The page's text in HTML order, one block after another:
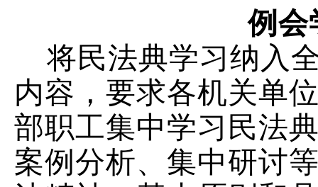
例会
将民法典学习纳入
内容，要求各机关单
部职工集中学习民法
案例分析、集中研讨